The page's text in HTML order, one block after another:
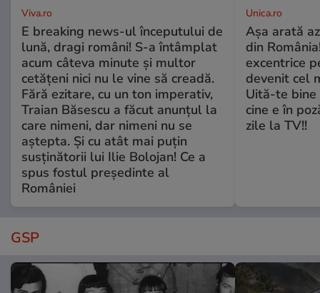
Viva.ro
E breaking news-ul începutului de
lună, dragi români! S-a întâmplat
acum câteva minute și multor
cetățeni nici nu le vine să creadă.
Fără ezitare, cu un ton imperativ,
Traian Băsescu a făcut anunțul la
care nimeni, dar nimeni nu se
aștepta. Și cu atât mai puțin
susținătorii lui Ilie Bolojan! Ce a
spus fostul președinte al
României
Unica.ro
Așa arată
din
excentrice
devenit cel
Uită-te bine
cine e în
zile la TV!!
GSP